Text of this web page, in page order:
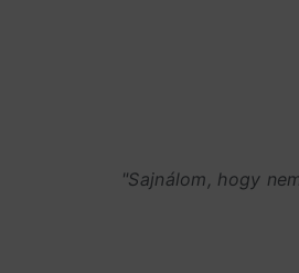
"Sajnálom, hogy